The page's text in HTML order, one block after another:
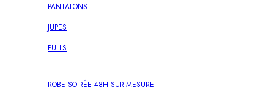
PANTALONS
JUPES
PULLS
ROBE SOIRÉE 48H SUR-MESURE